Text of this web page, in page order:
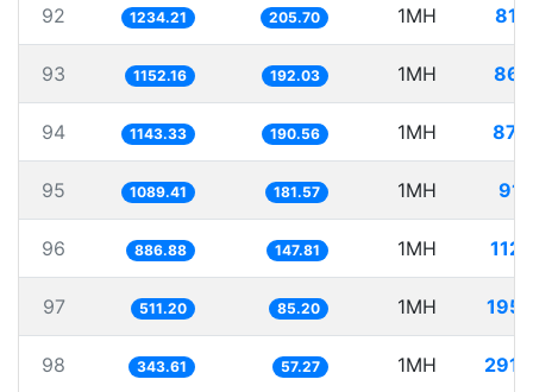
92 1234.21 205.70 1MH
93 1152.16 192.03 1MH
94 1143.33 190.56 1MH
95 1089.41 181.57 1MH
96 886.88 147.81 1MH
97 511.20 85.20 1MH
98 343.61 57.27 1MH